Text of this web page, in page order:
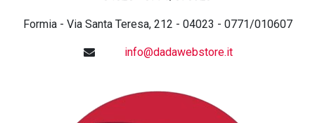
Formia - Via Santa Teresa, 212 - 04023 - 0771/010607
info@dadawebstore.it